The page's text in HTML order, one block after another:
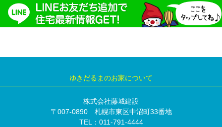
ゆきだるまのお家について
株式会社藤城建設
〒007-0890 札幌市東区中沼町33番地
TEL：011-791-4444